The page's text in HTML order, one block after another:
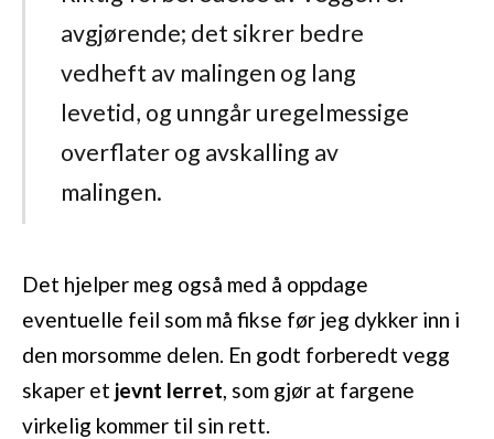
avgjørende; det sikrer bedre
vedheft av malingen og lang
levetid, og unngår uregelmessige
overflater og avskalling av
malingen.
Det hjelper meg også med å oppdage
eventuelle feil som må fikse før jeg dykker inn i
den morsomme delen. En godt forberedt vegg
skaper et jevnt lerret, som gjør at fargene
virkelig kommer til sin rett.